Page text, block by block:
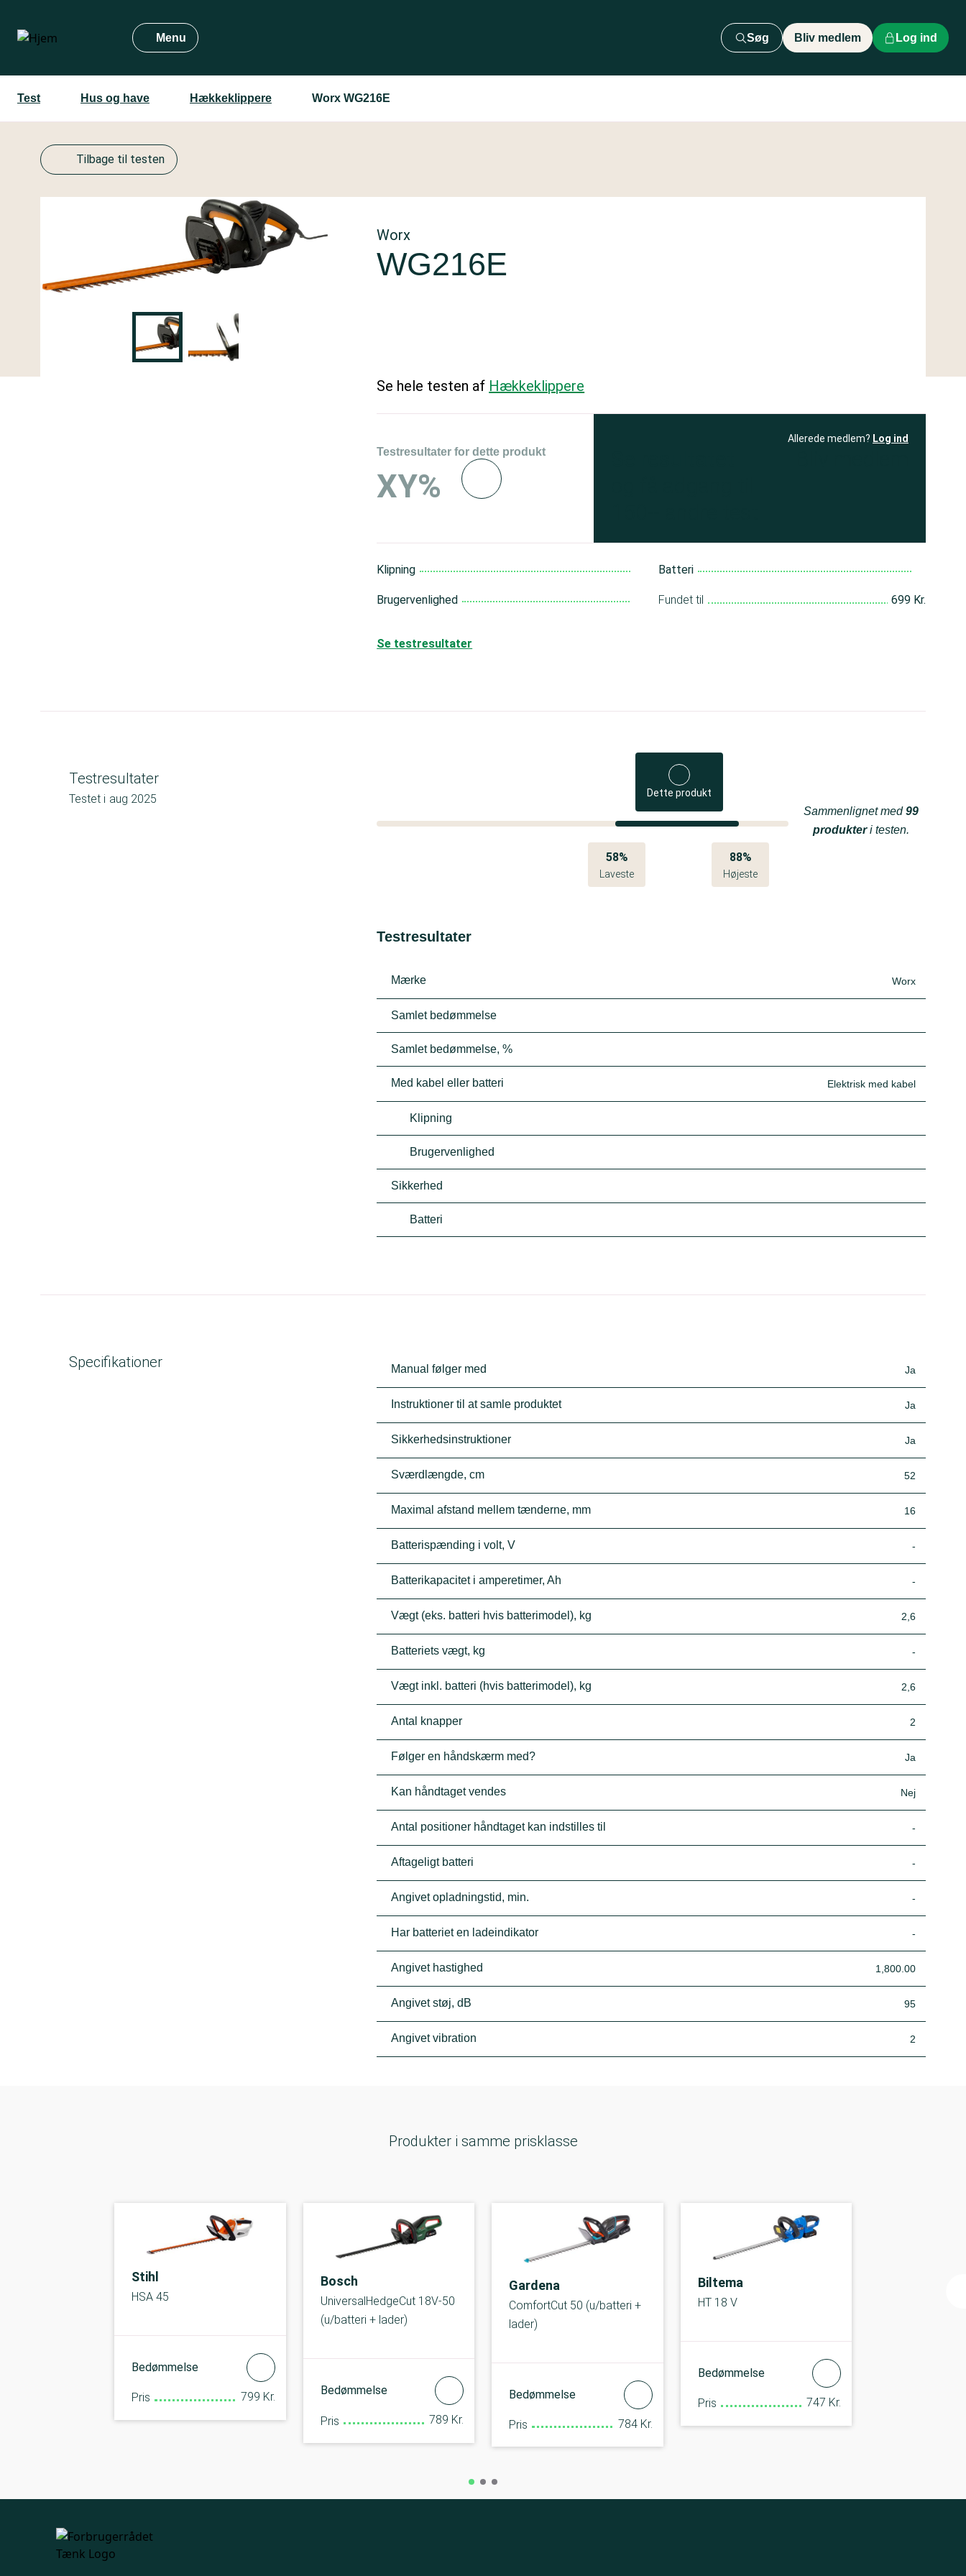
hovedindhold
Menu Søg Bliv medlem Log ind
Test Hus og have Hækkeklippere Worx WG216E
Tilbage til testen
Worx
WG216E
Se hele testen af Hækkeklippere
Testresultater for dette produkt
XY%
Allerede medlem? Log ind
Klipning
Brugervenlighed
Batteri
Fundet til 699 Kr.
Se testresultater
Testresultater
Testet i aug 2025 Dette produkt
58%
Laveste
88%
Højeste
Sammenlignet med99
produkteri testen.
Testresultater
Mærke Worx
Samlet bedømmelse
Samlet bedømmelse, %
Med kabel eller batteri Elektrisk med kabel
Klipning
Brugervenlighed
Sikkerhed
Batteri
Specifikationer Manual følger med Ja
Instruktioner til at samle produktet Ja
Sikkerhedsinstruktioner Ja
Sværdlængde, cm 52
Maximal afstand mellem tænderne, mm 16
Batterispænding i volt, V -
Batterikapacitet i amperetimer, Ah -
Vægt (eks. batteri hvis batterimodel), kg 2,6
Batteriets vægt, kg -
Vægt inkl. batteri (hvis batterimodel), kg 2,6
Antal knapper 2
Følger en håndskærm med? Ja
Kan håndtaget vendes Nej
Antal positioner håndtaget kan indstilles til -
Aftageligt batteri -
Angivet opladningstid, min. -
Har batteriet en ladeindikator -
Angivet hastighed 1,800.00
Angivet støj, dB 95
Angivet vibration 2
Produkter i samme prisklasse
Stihl
HSA 45
Bedømmelse
Pris 799 Kr.
Bosch
UniversalHedgeCut 18V-50
(u/batteri + lader)
Bedømmelse
Pris 789 Kr.
Gardena
ComfortCut 50 (u/batteri +
lader)
Bedømmelse
Pris 784 Kr.
Biltema
HT 18 V
Bedømmelse
Pris 747 Kr.